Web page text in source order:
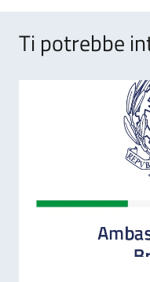
Ti potrebbe